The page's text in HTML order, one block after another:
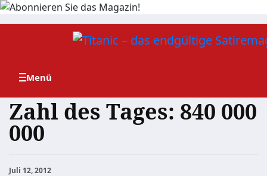
Zum
Zahl des Tages: 840 000
000
Juli 12, 2012